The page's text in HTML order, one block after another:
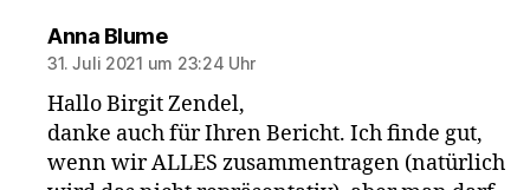
Anna Blumesagt:
31. Juli 2021 um 23:24 Uhr
Hallo Birgit Zendel,
danke auch für Ihren Bericht. Ich finde gut,
wenn wir ALLES zusammentragen (natürlich